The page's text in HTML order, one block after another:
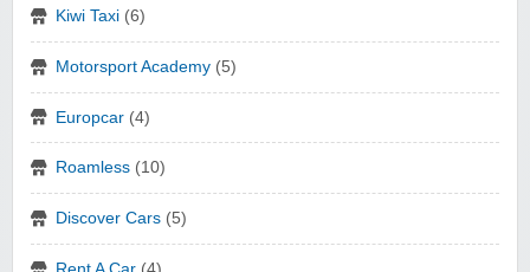
Kiwi Taxi (6)
Motorsport Academy (5)
Europcar (4)
Roamless (10)
Discover Cars (5)